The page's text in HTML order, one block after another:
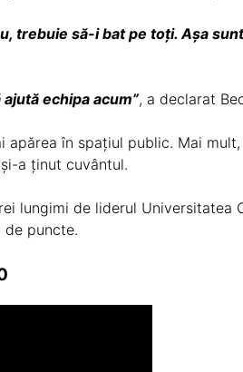
trebuie să-i bat pe toți. Așa
echipa acum”, a declarat
apărea în spațiul public. Mai
a ținut cuvântul.
lungimi de liderul Universitatea
de puncte.